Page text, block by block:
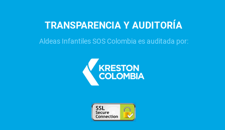
TRANSPARENCIA Y AUDITORÍA
Aldeas Infantiles SOS Colombia es auditada por: